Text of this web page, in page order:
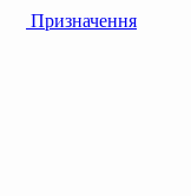
Призначення